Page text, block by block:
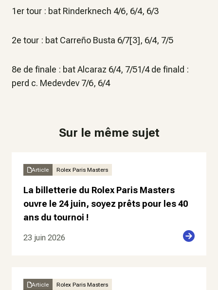
1er tour : bat Rinderknech 4/6, 6/4, 6/3
2e tour : bat Carreño Busta 6/7[3], 6/4, 7/5
8e de finale : bat Alcaraz 6/4, 7/51/4 de finald :
perd c. Medevdev 7/6, 6/4
Sur le même sujet
Article Rolex Paris Masters
La billetterie du Rolex Paris Masters
ouvre le 24 juin, soyez prêts pour les 40
ans du tournoi !
23 juin 2026
Article Rolex Paris Masters